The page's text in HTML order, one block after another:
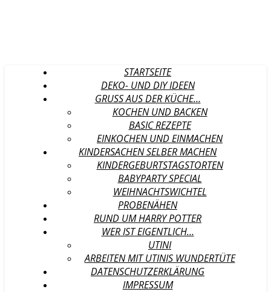
STARTSEITE
DEKO- UND DIY IDEEN
GRUSS AUS DER KÜCHE…
KOCHEN UND BACKEN
BASIC REZEPTE
EINKOCHEN UND EINMACHEN
KINDERSACHEN SELBER MACHEN
KINDERGEBURTSTAGSTORTEN
BABYPARTY SPECIAL
WEIHNACHTSWICHTEL
PROBENÄHEN
RUND UM HARRY POTTER
WER IST EIGENTLICH…
UTINI
ARBEITEN MIT UTINIS WUNDERTÜTE
DATENSCHUTZERKLÄRUNG
IMPRESSUM